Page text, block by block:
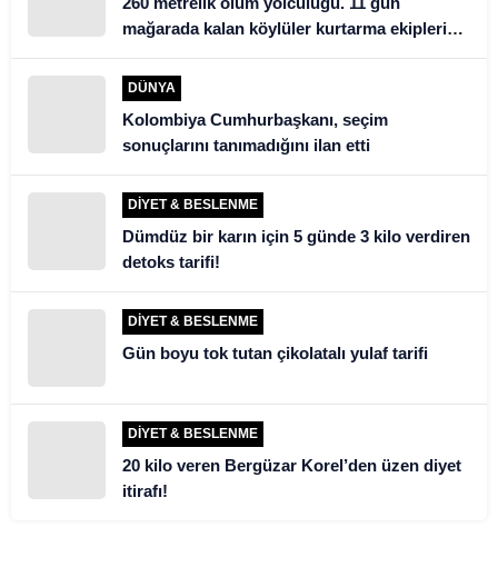
mağarada kalan köylüler kurtarma ekiplerini
şoke etti
DÜNYA
Kolombiya Cumhurbaşkanı, seçim
sonuçlarını tanımadığını ilan etti
DIYET & BESLENME
Dümdüz bir karın için 5 günde 3 kilo verdiren
detoks tarifi!
DIYET & BESLENME
Gün boyu tok tutan çikolatalı yulaf tarifi
DIYET & BESLENME
20 kilo veren Bergüzar Korel’den üzen diyet
itirafı!